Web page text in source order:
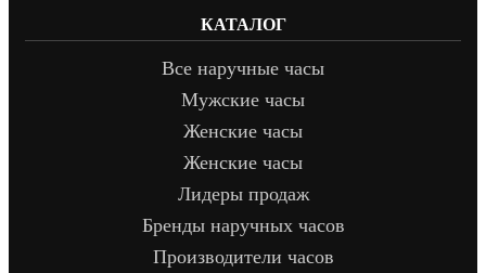
КАТАЛОГ
Все наручные часы
Мужские часы
Женские часы
Женские часы
Лидеры продаж
Бренды наручных часов
Производители часов